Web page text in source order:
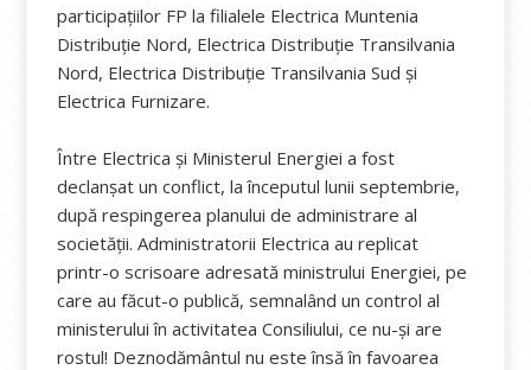
participațiilor FP la filialele Electrica Muntenia
Distribuție Nord, Electrica Distribuție Transilvania
Nord, Electrica Distribuție Transilvania Sud și
Electrica Furnizare.
Între Electrica și Ministerul Energiei a fost
declanșat un conflict, la începutul lunii septembrie,
după respingerea planului de administrare al
societății. Administratorii Electrica au replicat
printr-o scrisoare adresată ministrului Energiei, pe
care au făcut-o publică, semnalând un control al
ministerului în activitatea Consiliului, ce nu-și are
rostul! Deznodământul nu este însă în favoarea